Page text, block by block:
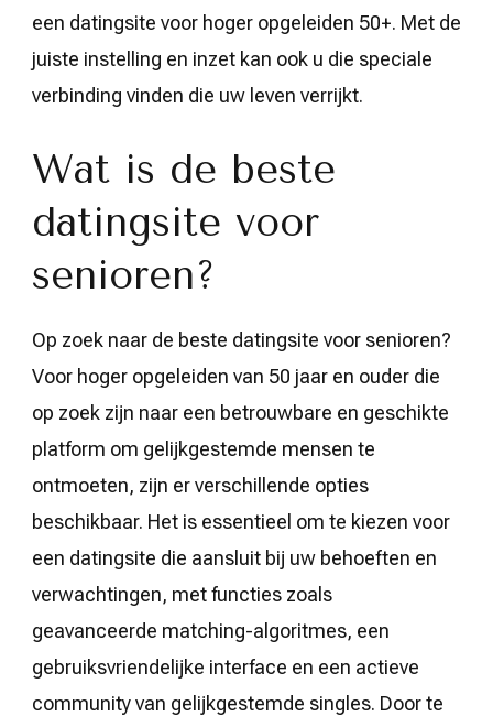
een datingsite voor hoger opgeleiden 50+. Met de
juiste instelling en inzet kan ook u die speciale
verbinding vinden die uw leven verrijkt.
Wat is de beste
datingsite voor
senioren?
Op zoek naar de beste datingsite voor senioren?
Voor hoger opgeleiden van 50 jaar en ouder die
op zoek zijn naar een betrouwbare en geschikte
platform om gelijkgestemde mensen te
ontmoeten, zijn er verschillende opties
beschikbaar. Het is essentieel om te kiezen voor
een datingsite die aansluit bij uw behoeften en
verwachtingen, met functies zoals
geavanceerde matching-algoritmes, een
gebruiksvriendelijke interface en een actieve
community van gelijkgestemde singles. Door te